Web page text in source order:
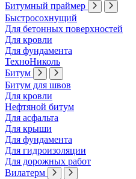
Битумный праймер
Быстросохнущий
Для бетонных поверхностей
Для кровли
Для фундамента
ТехноНиколь
Битум
Битум для швов
Для кровли
Нефтяной битум
Для асфальта
Для крыши
Для фундамента
Для гидроизоляции
Для дорожных работ
Вилатерм